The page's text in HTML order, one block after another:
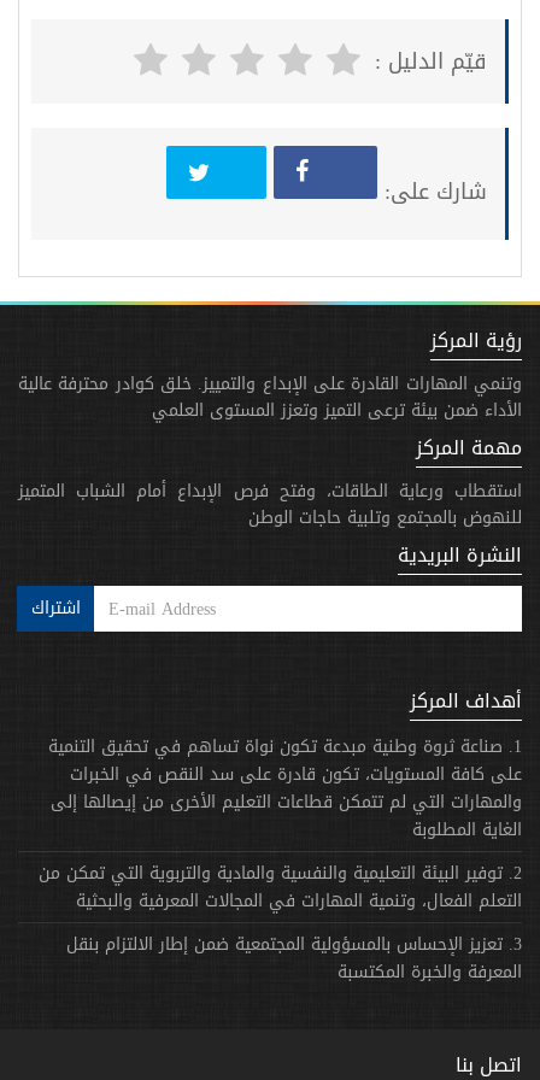
قيّم الدليل :
شارك على:
رؤية المركز
وتنمي المهارات القادرة على الإبداع والتمييز. خلق كوادر محترفة عالية
الأداء ضمن بيئة ترعى التميز وتعزز المستوى العلمي
مهمة المركز
استقطاب ورعاية الطاقات، وفتح فرص الإبداع أمام الشباب المتميز
للنهوض بالمجتمع وتلبية حاجات الوطن
النشرة البريدية
اشتراك
أهداف المركز
1. صناعة ثروة وطنية مبدعة تكون نواة تساهم في تحقيق التنمية
على كافة المستويات، تكون قادرة على سد النقص في الخبرات
والمهارات التي لم تتمكن قطاعات التعليم الأخرى من إيصالها إلى
الغاية المطلوبة
2. توفير البيئة التعليمية والنفسية والمادية والتربوية التي تمكن من
التعلم الفعال، وتنمية المهارات في المجالات المعرفية والبحثية
3. تعزيز الإحساس بالمسؤولية المجتمعية ضمن إطار الالتزام بنقل
المعرفة والخبرة المكتسبة
اتصل بنا